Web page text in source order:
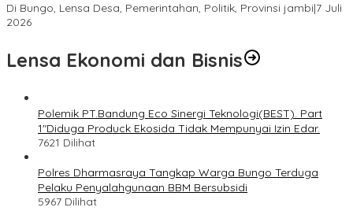
Di Bungo, Lensa Desa, Pemerintahan, Politik, Provinsi jambi|7 Juli
2026
Lensa Ekonomi dan Bisnis
Polemik PT.Bandung Eco Sinergi Teknologi(BEST). Part
1″Diduga Produck Ekosida Tidak Mempunyai Izin Edar.
7621 Dilihat
Polres Dharmasraya Tangkap Warga Bungo Terduga
Pelaku Penyalahgunaan BBM Bersubsidi
5967 Dilihat